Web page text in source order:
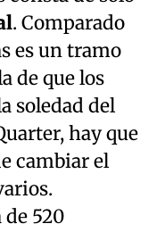
. Comparado
es un tramo
de que los
soledad del
hay que
cambiar el
520